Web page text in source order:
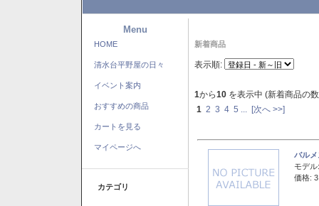
Menu
HOME
清水台平野屋の日々
イベント案内
おすすめの商品
カートを見る
マイページへ
カテゴリ
新着商品
表示順:
1から10 を表示中 (新着商品の
1 2 3 4 5 [次へ >>]
バル
モデル:
価格: